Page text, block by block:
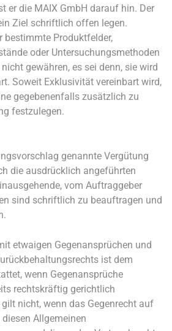
er die MAIX GmbH darauf hin. Der
Ziel schriftlich offen legen.
bestimmte Produktfelder,
oder Untersuchungsmethoden
gewähren, es sei denn, sie wird
Soweit Exklusivität vereinbart wird,
gegebenenfalls zusätzlich zu
festzulegen.
genannte Vergütung
die ausdrücklich angeführten
vom Auftraggeber
sind schriftlich zu beauftragen und
etwaigen Gegenansprüchen und
ist dem
wenn Gegenansprüche
rechtskräftig gerichtlich
nicht, wenn das Gegenrecht auf
Allgemeinen